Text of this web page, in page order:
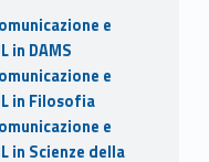
e
in DAMS
e
in Filosofia
e
in Scienze della